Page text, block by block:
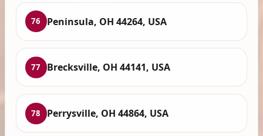
76 Peninsula, OH 44264, USA
77 Brecksville, OH 44141, USA
78 Perrysville, OH 44864, USA